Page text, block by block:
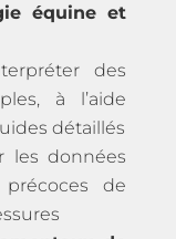
équine et
des
à l’aide
détaillés
données
de